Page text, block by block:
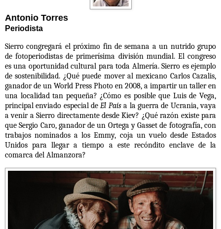
Antonio Torres
Periodista
Sierro congregará el próximo fin de semana a un nutrido grupo
de fotoperiodistas de primerísima división mundial. El congreso
es una oportunidad cultural para toda Almería. Sierro es ejemplo
de sostenibilidad. ¿Qué puede mover al mexicano Carlos Cazalis,
ganador de un World Press Photo en 2008, a impartir un taller en
una localidad tan pequeña? ¿Cómo es posible que Luis de Vega,
principal enviado especial deEl Paísa la guerra de Ucrania, vaya
a venir a Sierro directamente desde Kiev? ¿Qué razón existe para
que Sergio Caro, ganador de un Ortega y Gasset de fotografía, con
trabajos nominados a los Emmy, coja un vuelo desde Estados
Unidos para llegar a tiempo a este recóndito enclave de la
comarca del Almanzora?